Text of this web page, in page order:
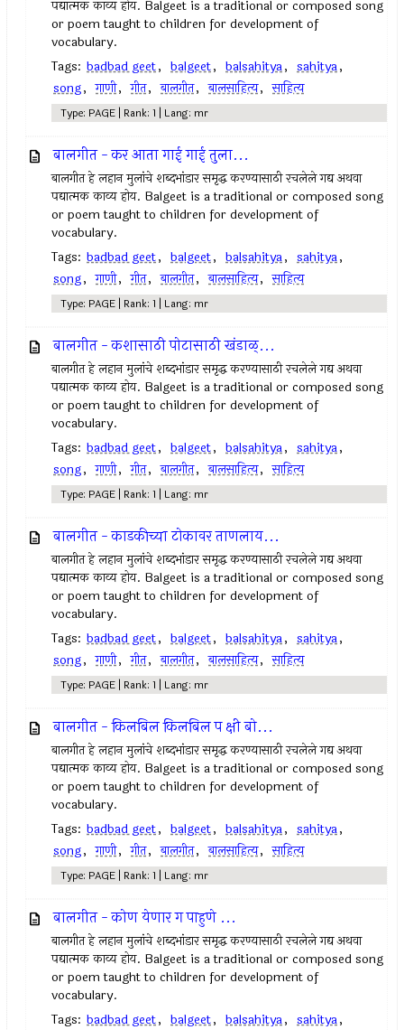
पद्यात्मक काव्य होय. Balgeet is a traditional or composed song
or poem taught to children for development of
vocabulary.
Tags: badbad geet, balgeet, balsahitya, sahitya,
song, गाणी, गीत, बालगीत, बालसाहित्य, साहित्य
Type: PAGE | Rank: 1 | Lang: mr
बालगीत - कर आता गाई गाई तुला...
बालगीत हे लहान मुलांचे शब्दभांडार समृद्ध करण्यासाठी रचलेले गद्य अथवा
पद्यात्मक काव्य होय. Balgeet is a traditional or composed song
or poem taught to children for development of
vocabulary.
Tags: badbad geet, balgeet, balsahitya, sahitya,
song, गाणी, गीत, बालगीत, बालसाहित्य, साहित्य
Type: PAGE | Rank: 1 | Lang: mr
बालगीत - कशासाठी पोटासाठी खंडाळ्...
बालगीत हे लहान मुलांचे शब्दभांडार समृद्ध करण्यासाठी रचलेले गद्य अथवा
पद्यात्मक काव्य होय. Balgeet is a traditional or composed song
or poem taught to children for development of
vocabulary.
Tags: badbad geet, balgeet, balsahitya, sahitya,
song, गाणी, गीत, बालगीत, बालसाहित्य, साहित्य
Type: PAGE | Rank: 1 | Lang: mr
बालगीत - काडकीच्या टोकावर ताणलाय...
बालगीत हे लहान मुलांचे शब्दभांडार समृद्ध करण्यासाठी रचलेले गद्य अथवा
पद्यात्मक काव्य होय. Balgeet is a traditional or composed song
or poem taught to children for development of
vocabulary.
Tags: badbad geet, balgeet, balsahitya, sahitya,
song, गाणी, गीत, बालगीत, बालसाहित्य, साहित्य
Type: PAGE | Rank: 1 | Lang: mr
बालगीत - किलबिल किलबिल प क्षी बो...
बालगीत हे लहान मुलांचे शब्दभांडार समृद्ध करण्यासाठी रचलेले गद्य अथवा
पद्यात्मक काव्य होय. Balgeet is a traditional or composed song
or poem taught to children for development of
vocabulary.
Tags: badbad geet, balgeet, balsahitya, sahitya,
song, गाणी, गीत, बालगीत, बालसाहित्य, साहित्य
Type: PAGE | Rank: 1 | Lang: mr
बालगीत - कोण येणार ग पाहुणे ...
बालगीत हे लहान मुलांचे शब्दभांडार समृद्ध करण्यासाठी रचलेले गद्य अथवा
पद्यात्मक काव्य होय. Balgeet is a traditional or composed song
or poem taught to children for development of
vocabulary.
Tags: badbad geet, balgeet, balsahitya, sahitya,